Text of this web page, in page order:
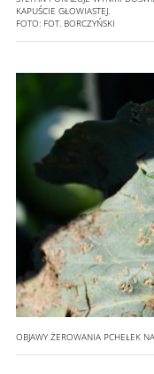
KAPUŚCIE GŁOWIASTEJ.
FOTO: FOT. BORCZYŃSKI
OBJAWY ŻEROWANIA PCHEŁEK